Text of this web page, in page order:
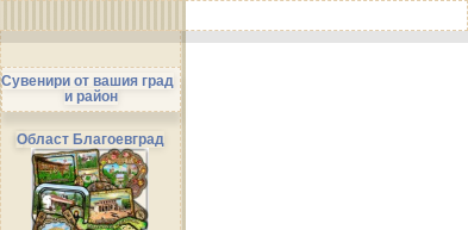
Сувенири от вашия град
и район
Област Благоевград